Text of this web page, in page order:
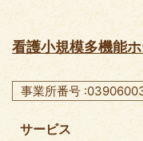
看護小規模多機能
事業所番号
サービス